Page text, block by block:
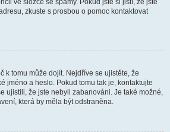
ve složce se spamy. Pokud jste si jistí, že jste
zkuste s prosbou o pomoc kontaktovat
k tomu může dojít. Nejdříve se ujistěte, že
jméno a heslo. Pokud tomu tak je, kontaktujte
ujistili, že jste nebyli zabanováni. Je také možné,
která by měla být odstraněna.